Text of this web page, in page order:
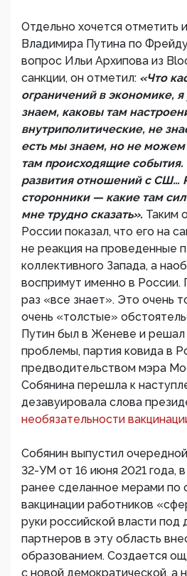
Отдельно хочется отметить
Владимира Путина по
вопрос Ильи Архипова из
санкции, он отметил: «Что
ограничений в экономике,
знаем, каковы там
внутриполитические, не
есть мы знаем, но не можем
там происходящие события.
развития отношений с СШ…
сторонники — какие там
мне трудно сказать». Таким
России показал, что его на
не реакция на проведенные
коллективного Запада, а
воспримут именно в России.
раз «все знает». Это очень
очень «толстые»
Путин был в Женеве и решал
проблемы, партия ковида в
предводительством мэра
Собянина перешла к
дезавуировала слова
необязательности
Собянин выпустил
32-УМ от 16 июня 2021 года,
ранее сделанное мерами по
вакцинации работников
руки российской власти под
партнеров в эту область
образованием. Создается
с новой демократической, а